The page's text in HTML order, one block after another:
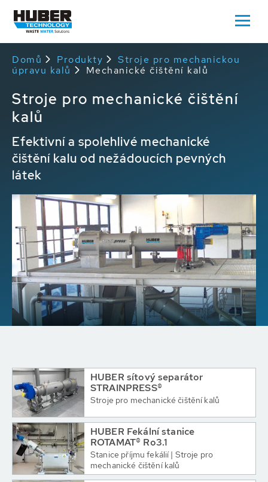
Domů Produkty
Stroje pro mechanickou
úpravu kalů
Mechanické čištění kalů
Stroje pro mechanické čištění
kalů
Efektivní a spolehlivé mechanické
čištění kalu od nežádoucích pevných
látek
HUBER sítový separátor
STRAINPRESS®
Stroje pro mechanické čištění kalů
HUBER Fekální stanice
ROTAMAT® Ro3.1
Stanice příjmu fekálií | Stroje pro
mechanické čištění kalů